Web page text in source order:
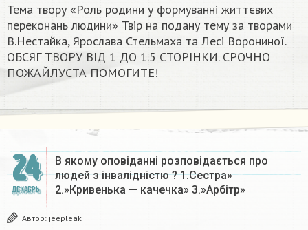
Тема твору «Роль родини у формуванні життєвих
переконань людини» Твір на подану тему за творами
В.Нестайка, Ярослава Стельмаха та Лесі Ворониної.
ОБСЯГ ТВОРУ ВІД 1 ДО 1.5 СТОРІНКИ. СРОЧНО
ПОЖАЙЛУСТА ПОМОГИТЕ!​
24
ДЕКАБРЬ
В якому оповіданні розповідається про
людей з інвалідністю ? 1.Сестра»
2.»Кривенька — качечка» 3.»Арбітр»
Автор: jeepleak